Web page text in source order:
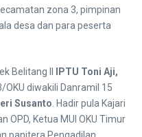
zona 3, pimpinan
desa dan para peserta
Belitang II
IPTU Toni Aji,
diwakili Danramil 15
Susanto . Hadir pula Kajari
OPD, Ketua MUI OKU Timur